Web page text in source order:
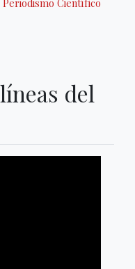
Científico
del